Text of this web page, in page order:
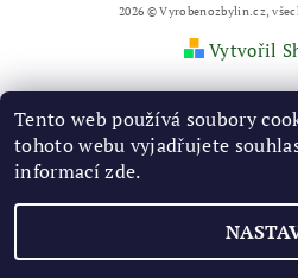
2026 © Vyrobenozbylin.cz,
Vytvořil
Tento web používá soubory
tohoto webu vyjadřujete
informacízde.